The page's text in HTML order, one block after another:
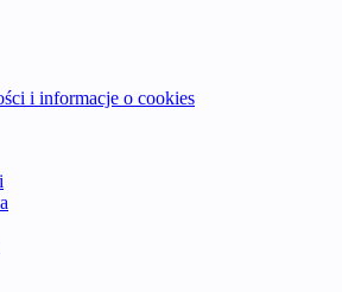
i informacje o cookies